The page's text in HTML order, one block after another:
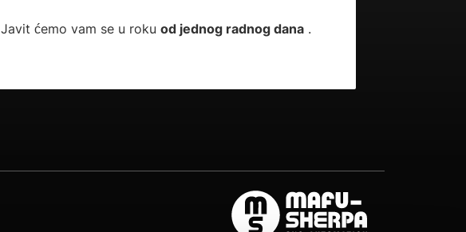
Javit ćemo vam se u roku od jednog radnog dana .